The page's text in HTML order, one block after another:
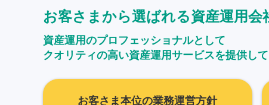
お客さまから選ばれる資産運用会
資産運用のプロフェッショナルとして
クオリティの高い資産運用サービスを提供して
お客さま本位の業務運営方針